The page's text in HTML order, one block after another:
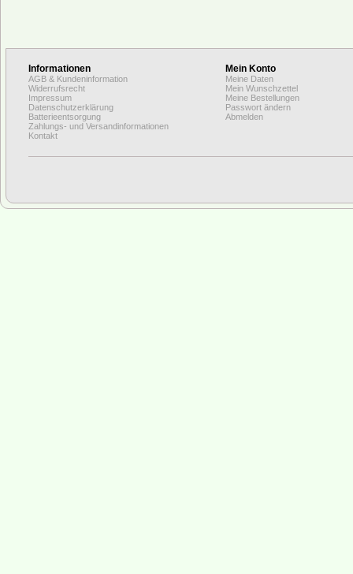
Informationen
AGB & Kundeninformation
Widerrufsrecht
Impressum
Datenschutzerklärung
Batterieentsorgung
Zahlungs- und Versandinformationen
Kontakt
Mein Konto
Meine Daten
Mein Wunschzettel
Meine Bestellungen
Passwort ändern
Abmelden